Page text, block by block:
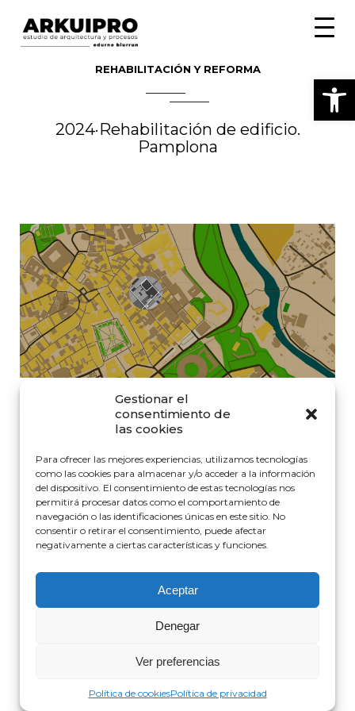
Gestionar el
consentimiento de
las cookies
Para ofrecer las mejores experiencias, utilizamos tecnologías
como las cookies para almacenar y/o acceder a la información
del dispositivo. El consentimiento de estas tecnologías nos
permitirá procesar datos como el comportamiento de
navegación o las identificaciones únicas en este sitio. No
consentir o retirar el consentimiento, puede afectar
negativamente a ciertas características y funciones.
Aceptar
Denegar
Ver preferencias
Política de cookiesPolítica de privacidad
Toggle
REHABILITACIÓN Y REFORMA
2024·Rehabilitación de edificio.
Pamplona
TIPOLOGÍA:REHABILITACIÓN Y REFORMA
COMUNIDAD DE VECINOS
INGENIERA DE EDIFICACIÓN
Política de privacidad
La Barba